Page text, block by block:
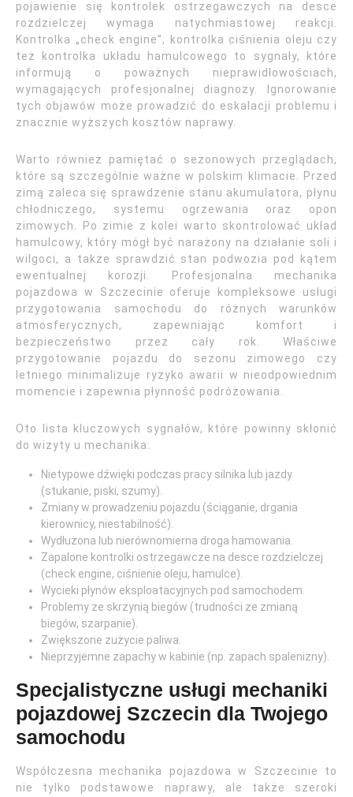
pojawienie się kontrolek ostrzegawczych na desce
rozdzielczej wymaga natychmiastowej reakcji.
Kontrolka „check engine”, kontrolka ciśnienia oleju czy
też kontrolka układu hamulcowego to sygnały, które
informują o poważnych nieprawidłowościach,
wymagających profesjonalnej diagnozy. Ignorowanie
tych objawów może prowadzić do eskalacji problemu i
znacznie wyższych kosztów naprawy.
Warto również pamiętać o sezonowych przeglądach,
które są szczególnie ważne w polskim klimacie. Przed
zimą zaleca się sprawdzenie stanu akumulatora, płynu
chłodniczego, systemu ogrzewania oraz opon
zimowych. Po zimie z kolei warto skontrolować układ
hamulcowy, który mógł być narażony na działanie soli i
wilgoci, a także sprawdzić stan podwozia pod kątem
ewentualnej korozji. Profesjonalna mechanika
pojazdowa w Szczecinie oferuje kompleksowe usługi
przygotowania samochodu do różnych warunków
atmosferycznych, zapewniając komfort i
bezpieczeństwo przez cały rok. Właściwe
przygotowanie pojazdu do sezonu zimowego czy
letniego minimalizuje ryzyko awarii w nieodpowiednim
momencie i zapewnia płynność podróżowania.
Oto lista kluczowych sygnałów, które powinny skłonić
do wizyty u mechanika:
Nietypowe dźwięki podczas pracy silnika lub jazdy
(stukanie, piski, szumy).
Zmiany w prowadzeniu pojazdu (ściąganie, drgania
kierownicy, niestabilność).
Wydłużona lub nierównomierna droga hamowania.
Zapalone kontrolki ostrzegawcze na desce rozdzielczej
(check engine, ciśnienie oleju, hamulce).
Wycieki płynów eksploatacyjnych pod samochodem.
Problemy ze skrzynią biegów (trudności ze zmianą
biegów, szarpanie).
Zwiększone zużycie paliwa.
Nieprzyjemne zapachy w kabinie (np. zapach spalenizny).
Specjalistyczne usługi mechaniki
pojazdowej Szczecin dla Twojego
samochodu
Współczesna mechanika pojazdowa w Szczecinie to
nie tylko podstawowe naprawy, ale także szeroki